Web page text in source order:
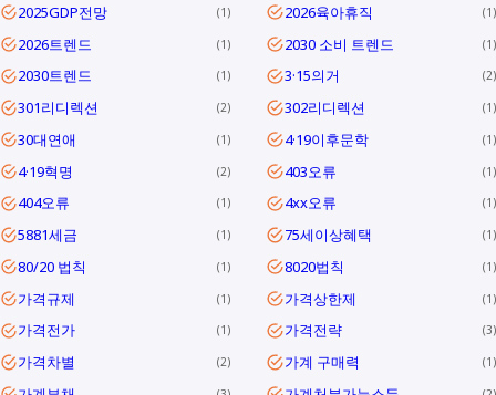
2025GDP전망 1 2026육아휴직 1
2026트렌드 1 2030 소비 트렌드 1
2030트렌드 1 3·15의거 2
301리디렉션 2 302리디렉션 1
30대연애 1 4·19이후문학 1
4·19혁명 2 403오류 1
404오류 1 4xx오류 1
5881세금 1 75세이상혜택 1
80/20 법칙 1 8020법칙 1
가격규제 1 가격상한제 1
가격전가 1 가격전략 3
가격차별 2 가계 구매력 1